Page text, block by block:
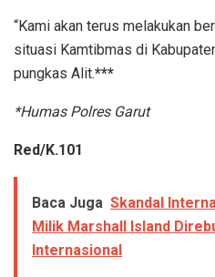
“Kami akan terus melakukan
situasi Kamtibmas di
pungkas Alit.***
*Humas Polres Garut
Red/K.101
Baca Juga Skandal
Milik Marshall Island
Internasional